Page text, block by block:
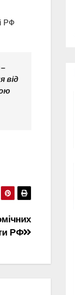
РФ
від
РФ